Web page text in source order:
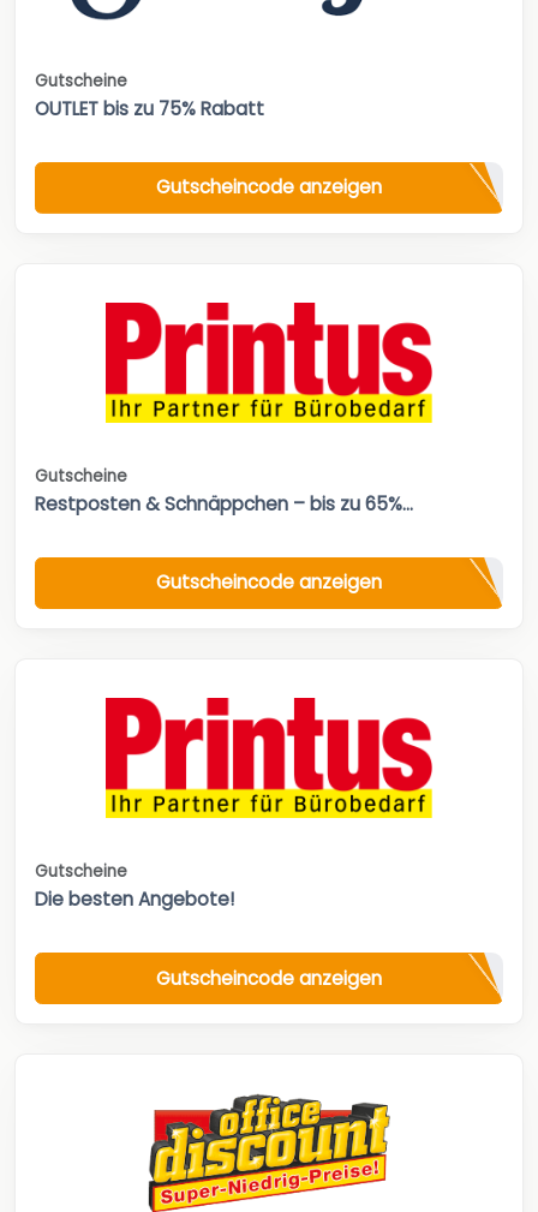
Gutscheine
OUTLET bis zu 75% Rabatt
Gutscheincode anzeigen
Gutscheine
Restposten & Schnäppchen – bis zu 65%...
Gutscheincode anzeigen
Gutscheine
Die besten Angebote!
Gutscheincode anzeigen